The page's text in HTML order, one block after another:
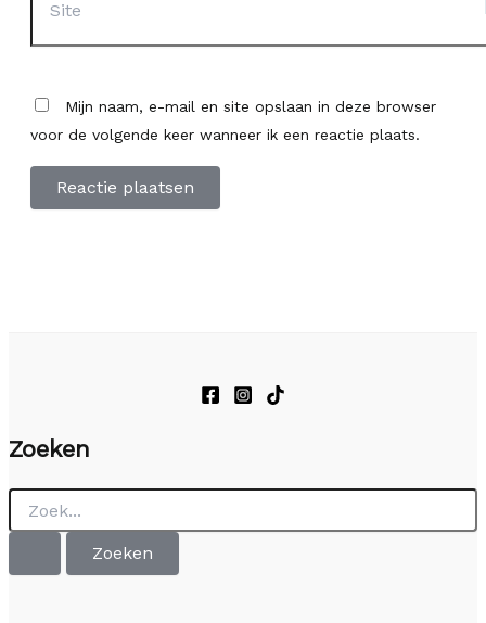
Mijn naam, e-mail en site opslaan in deze browser
voor de volgende keer wanneer ik een reactie plaats.
Zoeken
Zoek
naar: